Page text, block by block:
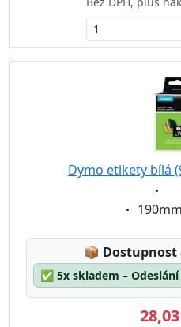
Dymo etikety bílá
📦 Lagerstatus:
✅ 5x skladem –